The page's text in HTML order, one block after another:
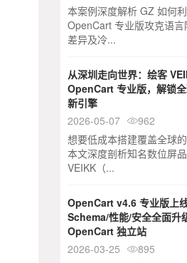
本案例深度解析 GZ 如何
OpenCart 专业版攻克语言
差异及冷...
从深圳走向世界：绘客
OpenCart 专业版，解锁
新引擎
2026-05-07
962
想要低成本搭建覆盖全球的
本文深度剖析知名数位屏
VEIKK（...
OpenCart v4.6 专业版上线
Schema/性能/安全全面升
OpenCart 独立站
2026-03-25
895